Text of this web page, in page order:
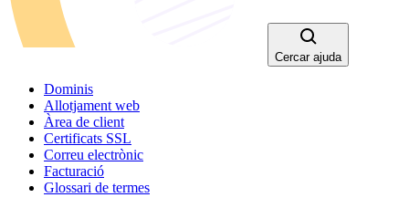
Cercar ajuda
Dominis
Allotjament web
Àrea de client
Certificats SSL
Correu electrònic
Facturació
Glossari de termes